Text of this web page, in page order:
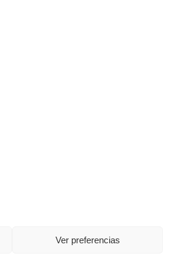
Ver preferencias